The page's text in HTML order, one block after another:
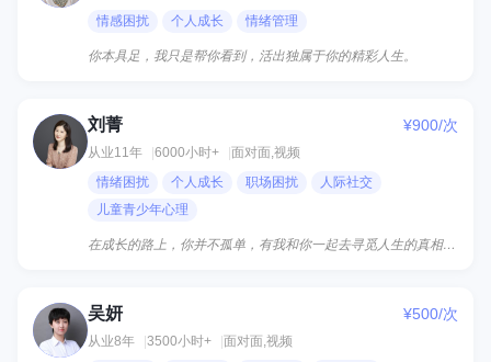
情感困扰
个人成长 情绪管理
你本具足，我只是帮你看到，活出独属于你的精彩人生。
刘
刘菁 ¥900/次
从业11年 6000小时+
面对面,视频
情绪困扰
个人成长 职场困扰
人际社交
儿童青少年心理
在成长的路上，你并不孤单，有我和你一起去寻觅人生的真相;让我们播下爱心的种子，用热心去灌溉，用一颗温...
吴
吴妍 ¥500/次
从业8年 3500小时+
面对面,视频